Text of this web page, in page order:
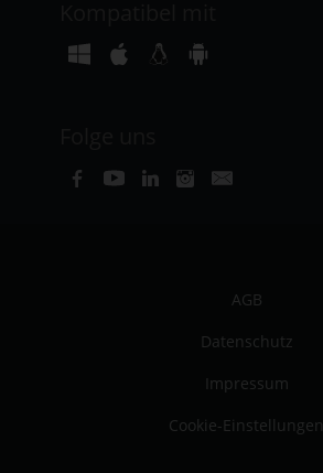
AGB
Datenschutz
Impressum
Cookie-Einstellungen